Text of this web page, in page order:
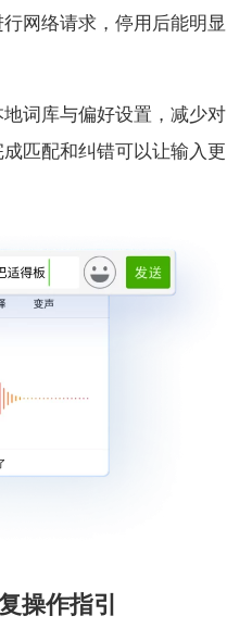
网络请求，停用后能明显
词库与偏好设置，减少对
匹配和纠错可以让输入更
操作指引